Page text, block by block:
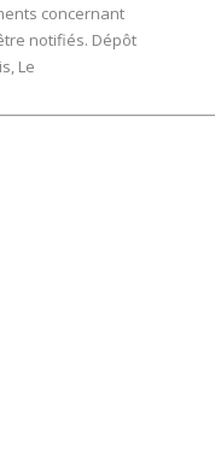
concernant
notifiés. Dépôt
Le